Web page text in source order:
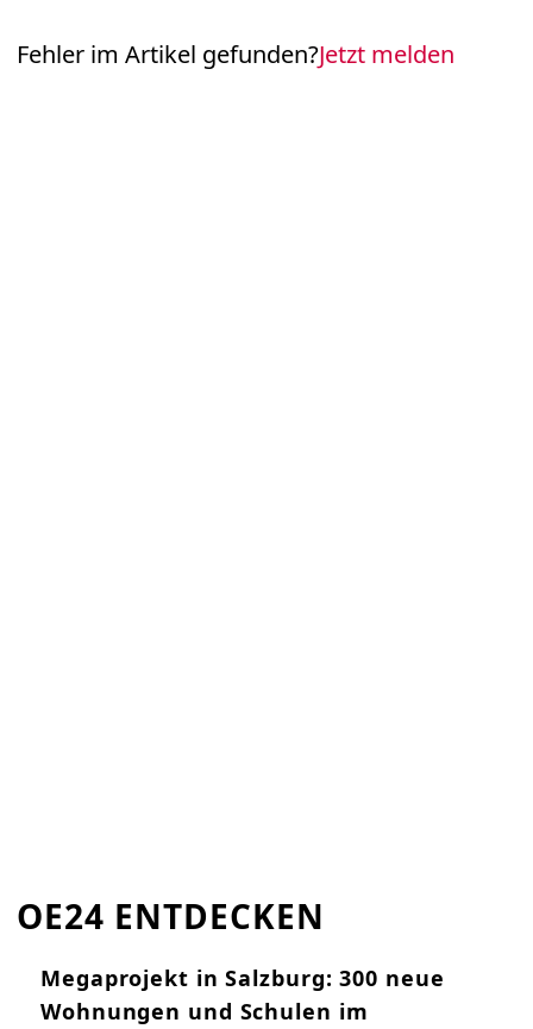
Fehler im Artikel gefunden?Jetzt melden
OE24 ENTDECKEN
Megaprojekt in Salzburg: 300 neue
Wohnungen und Schulen im